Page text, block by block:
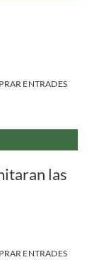
ENTRADES
las
ENTRADES